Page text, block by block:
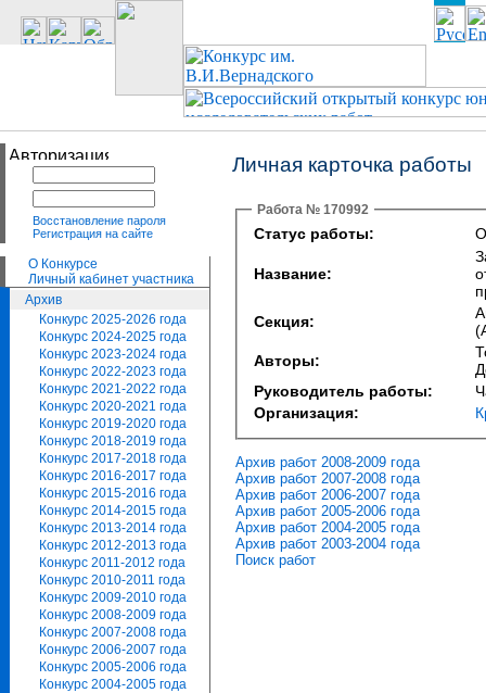
Восстановление пароля
Регистрация на сайте
О Конкурсе
Личный кабинет участника
Архив
Конкурс 2025-2026 года
Конкурс 2024-2025 года
Конкурс 2023-2024 года
Конкурс 2022-2023 года
Конкурс 2021-2022 года
Конкурс 2020-2021 года
Конкурс 2019-2020 года
Конкурс 2018-2019 года
Конкурс 2017-2018 года
Конкурс 2016-2017 года
Конкурс 2015-2016 года
Конкурс 2014-2015 года
Конкурс 2013-2014 года
Конкурс 2012-2013 года
Конкурс 2011-2012 года
Конкурс 2010-2011 года
Конкурс 2009-2010 года
Конкурс 2008-2009 года
Конкурс 2007-2008 года
Конкурс 2006-2007 года
Конкурс 2005-2006 года
Конкурс 2004-2005 года
Личная карточка работы
Работа № 170992
Статус работы:
Название:
Секция:
Авторы:
Руководитель работы:
Организация:
Архив работ 2008-2009 года
Архив работ 2007-2008 года
Архив работ 2006-2007 года
Архив работ 2005-2006 года
Архив работ 2004-2005 года
Архив работ 2003-2004 года
Поиск работ